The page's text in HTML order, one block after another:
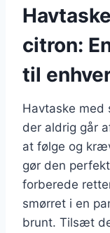
citron:
til
Havtaske med
der aldrig går
at følge og
gør den
forberede
smørret i en
brunt. Tilsæt